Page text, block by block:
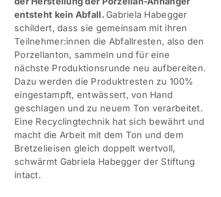
entsteht kein Abfall. Gabriela Habegger
schildert, dass sie gemeinsam mit ihren
Teilnehmer:innen die Abfallresten, also den
Porzellanton, sammeln und für eine
nächste Produktionsrunde neu aufbereiten.
Dazu werden die Produktresten zu 100%
eingestampft, entwässert, von Hand
geschlagen und zu neuem Ton verarbeitet.
Eine Recyclingtechnik hat sich bewährt und
macht die Arbeit mit dem Ton und dem
Bretzelieisen gleich doppelt wertvoll,
schwärmt Gabriela Habegger der Stiftung
intact.